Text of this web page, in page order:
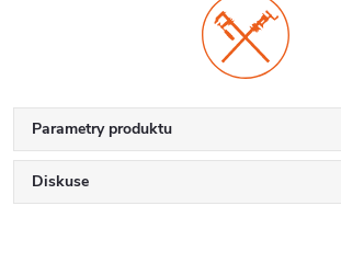
Parametry produktu
Diskuse